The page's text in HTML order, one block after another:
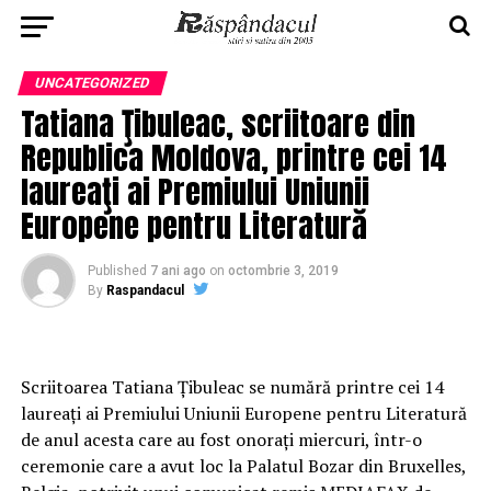
UNCATEGORIZED
Tatiana Ţibuleac, scriitoare din
Republica Moldova, printre cei 14
laureaţi ai Premiului Uniunii
Europene pentru Literatură
Published 7 ani ago on octombrie 3, 2019
By Raspandacul
Scriitoarea Tatiana Ţibuleac se numără printre cei 14
laureaţi ai Premiului Uniunii Europene pentru Literatură
de anul acesta care au fost onoraţi miercuri, într-o
ceremonie care a avut loc la Palatul Bozar din Bruxelles,